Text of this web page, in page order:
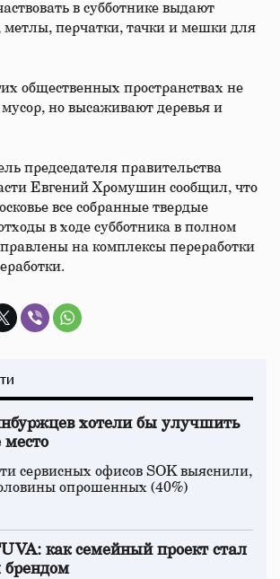
в субботнике выдают
метлы, перчатки, тачки и мешки для
общественных пространствах не
но высаживают деревья и
председателя правительства
Евгений Хромушин сообщил, что
все собранные твердые
в ходе субботника в полном
на комплексы переработки
хотели бы улучшить
место
сервисных офисов SOK выяснили,
опрошенных (40%)
как семейный проект стал